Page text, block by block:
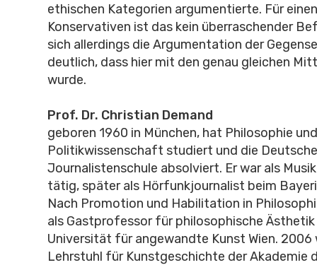
ethischen Kategorien argumentierte. Für
Konservativen ist das kein überraschender
sich allerdings die Argumentation der
deutlich, dass hier mit den genau gleichen
wurde.
Prof. Dr. Christian Demand
geboren 1960 in München, hat Philosophie und
Politikwissenschaft studiert und die Deutsche
Journalistenschule absolviert. Er war als
tätig, später als Hörfunkjournalist beim
Nach Promotion und Habilitation in
als Gastprofessor für philosophische Ästhetik
Universität für angewandte Kunst Wien. 2006
Lehrstuhl für Kunstgeschichte der Akademie